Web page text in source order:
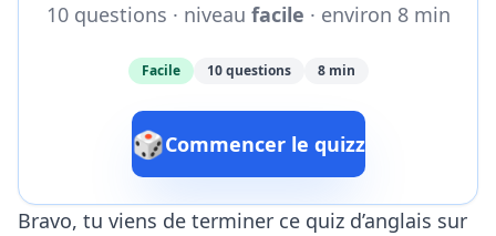
10 questions · niveau facile · environ 8 min
Facile 10 questions 8 min
🎲Commencer le quizz
Bravo, tu viens de terminer ce quiz d’anglais sur